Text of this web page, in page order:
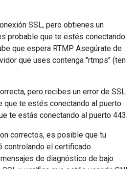
SSL, pero obtienes un
probable que te estés conectando
que espera RTMP. Asegúrate de
que uses contenga "rtmps" (ten
pero recibes un error de SSL
que te estés conectando al puerto
te estás conectando al puerto 443.
correctos, es posible que tu
controlando el certificado
de diagnóstico de bajo